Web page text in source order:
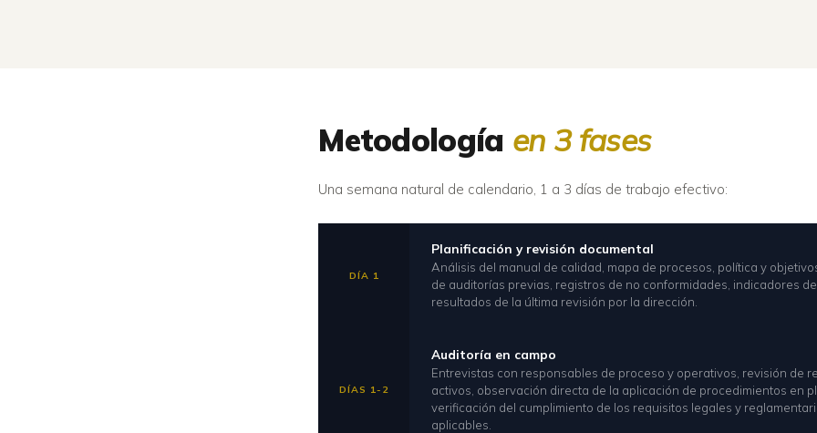
Metodología en 3 fases
Una semana natural de calendario, 1 a 3 días de trabajo efectivo:
DÍA 1
Planificación y revisión documental
Análisis del manual de calidad, mapa de procesos, política y
de auditorías previas, registros de no conformidades, indicadores
resultados de la última revisión por la dirección.
DÍAS 1-2
Auditoría en campo
Entrevistas con responsables de proceso y operativos, revisión de
activos, observación directa de la aplicación de procedimientos en
verificación del cumplimiento de los requisitos legales y
aplicables.